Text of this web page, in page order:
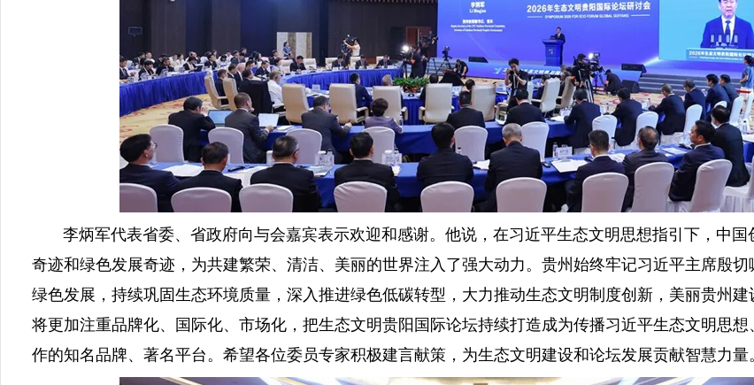
李炳军代表省委、省政府向与会嘉宾表示欢迎和感谢。他说，在习近平生态文明思想指引下，中国
奇迹和绿色发展奇迹，为共建繁荣、清洁、美丽的世界注入了强大动力。贵州始终牢记习近平主席殷切
绿色发展，持续巩固生态环境质量，深入推进绿色低碳转型，大力推动生态文明制度创新，美丽贵州建
将更加注重品牌化、国际化、市场化，把生态文明贵阳国际论坛持续打造成为传播习近平生态文明思
作的知名品牌、著名平台。希望各位委员专家积极建言献策，为生态文明建设和论坛发展贡献智慧力量